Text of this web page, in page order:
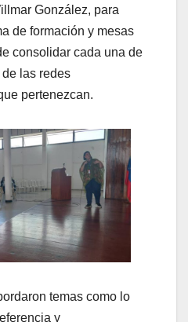
González, para
de formación y mesas
consolidar cada una de
de las redes
pertenezcan.
temas como lo
y